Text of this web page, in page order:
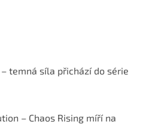
– temná síla přichází do série
– Chaos Rising míří na